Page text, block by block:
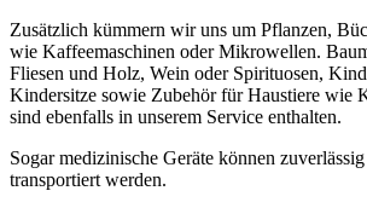
Zusätzlich kümmern wir uns um Pflanzen,
wie Kaffeemaschinen oder Mikrowellen.
Fliesen und Holz, Wein oder Spirituosen,
Kindersitze sowie Zubehör für Haustiere wie
sind ebenfalls in unserem Service enthalten.
Sogar medizinische Geräte können
transportiert werden.